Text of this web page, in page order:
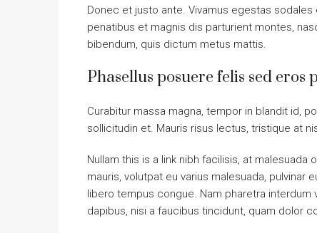
Donec et justo ante. Vivamus egestas
penatibus et magnis dis parturient montes,
bibendum, quis dictum metus mattis.
Phasellus posuere felis sed
Curabitur massa magna, tempor in blandit id,
sollicitudin et. Mauris risus lectus, tristique at
Nullam this is a link nibh facilisis, at
mauris, volutpat eu varius malesuada, pulvinar
libero tempus congue. Nam pharetra interdum
dapibus, nisi a faucibus tincidunt, quam dolor